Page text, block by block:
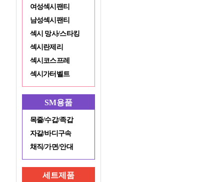
여성섹시팬티
남성섹시팬티
섹시 망사/스타킹
섹시란제리
섹시코스프레
섹시가터벨트
SM용품
목줄/수갑/족갑
자갈/바디구속
채직/가면/안대
세트제품